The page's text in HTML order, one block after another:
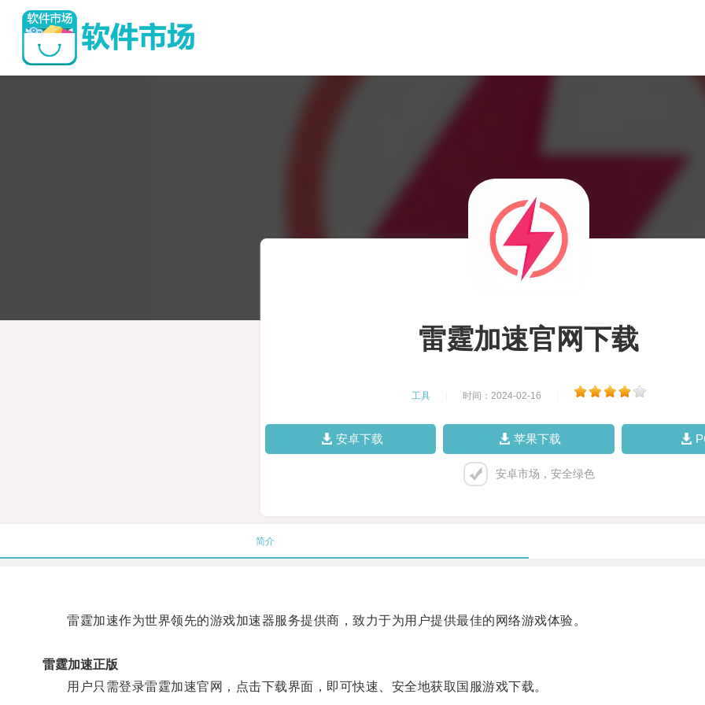
雷霆加速官网下载
工具 时间：2024-02-16
安卓下载 苹果下载
安卓市场，安全绿色
简介
雷霆加速作为世界领先的游戏加速器服务提供商，致力于为用户提供最佳的网络游戏体验。
雷霆加速正版
用户只需登录雷霆加速官网，点击下载界面，即可快速、安全地获取国服游戏下载。